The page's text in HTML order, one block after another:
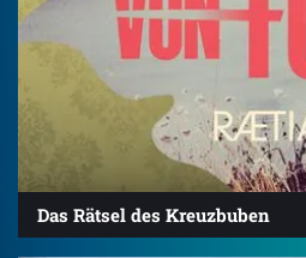
Das Rätsel des Kreuzbuben